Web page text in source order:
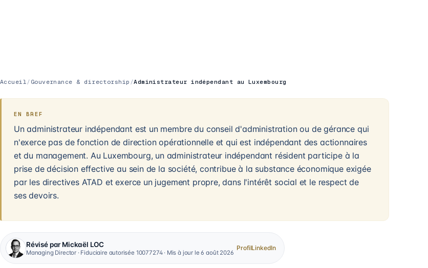
Accueil / Gouvernance & directorship /Administrateur indépendant au Luxembourg
EN BREF
Un administrateur indépendant est un membre du conseil d'administration ou de gérance qui
n'exerce pas de fonction de direction opérationnelle et qui est indépendant des actionnaires
et du management. Au Luxembourg, un administrateur indépendant résident participe à la
prise de décision effective au sein de la société, contribue à la substance économique exigée
par les directives ATAD et exerce un jugement propre, dans l'intérêt social et le respect de
ses devoirs.
Révisé par Mickaël LOC
Managing Director · Fiduciaire autorisée 10077274 · Mis à jour le 6 août 2026
ProfilLinkedIn